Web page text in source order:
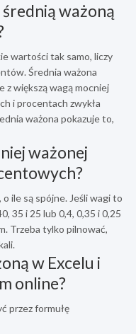
ważoną
wartości tak samo, liczy
Średnia ważona
z większą wagą mocniej
i procentach zwykła
ważona pokazuje to,
ważonej
ile są spójne. Jeśli wagi to
35 i 25 lub 0,4, 0,35 i 0,25
Trzeba tylko pilnować,
w Excelu i
online?
przez formułę